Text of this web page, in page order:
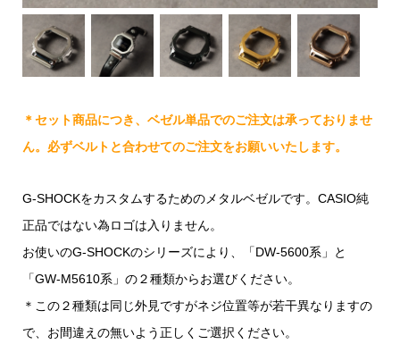
＊セット商品につき、ベゼル単品でのご注文は承っておりませ
ん。必ずベルトと合わせてのご注文をお願いいたします。
G-SHOCKをカスタムするためのメタルベゼルです。CASIO純
正品ではない為ロゴは入りません。
お使いのG-SHOCKのシリーズにより、「DW-5600系」と
「GW-M5610系」の２種類からお選びください。
＊この２種類は同じ外見ですがネジ位置等が若干異なりますの
で、お間違えの無いよう正しくご選択ください。